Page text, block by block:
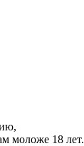
моложе 18 лет.